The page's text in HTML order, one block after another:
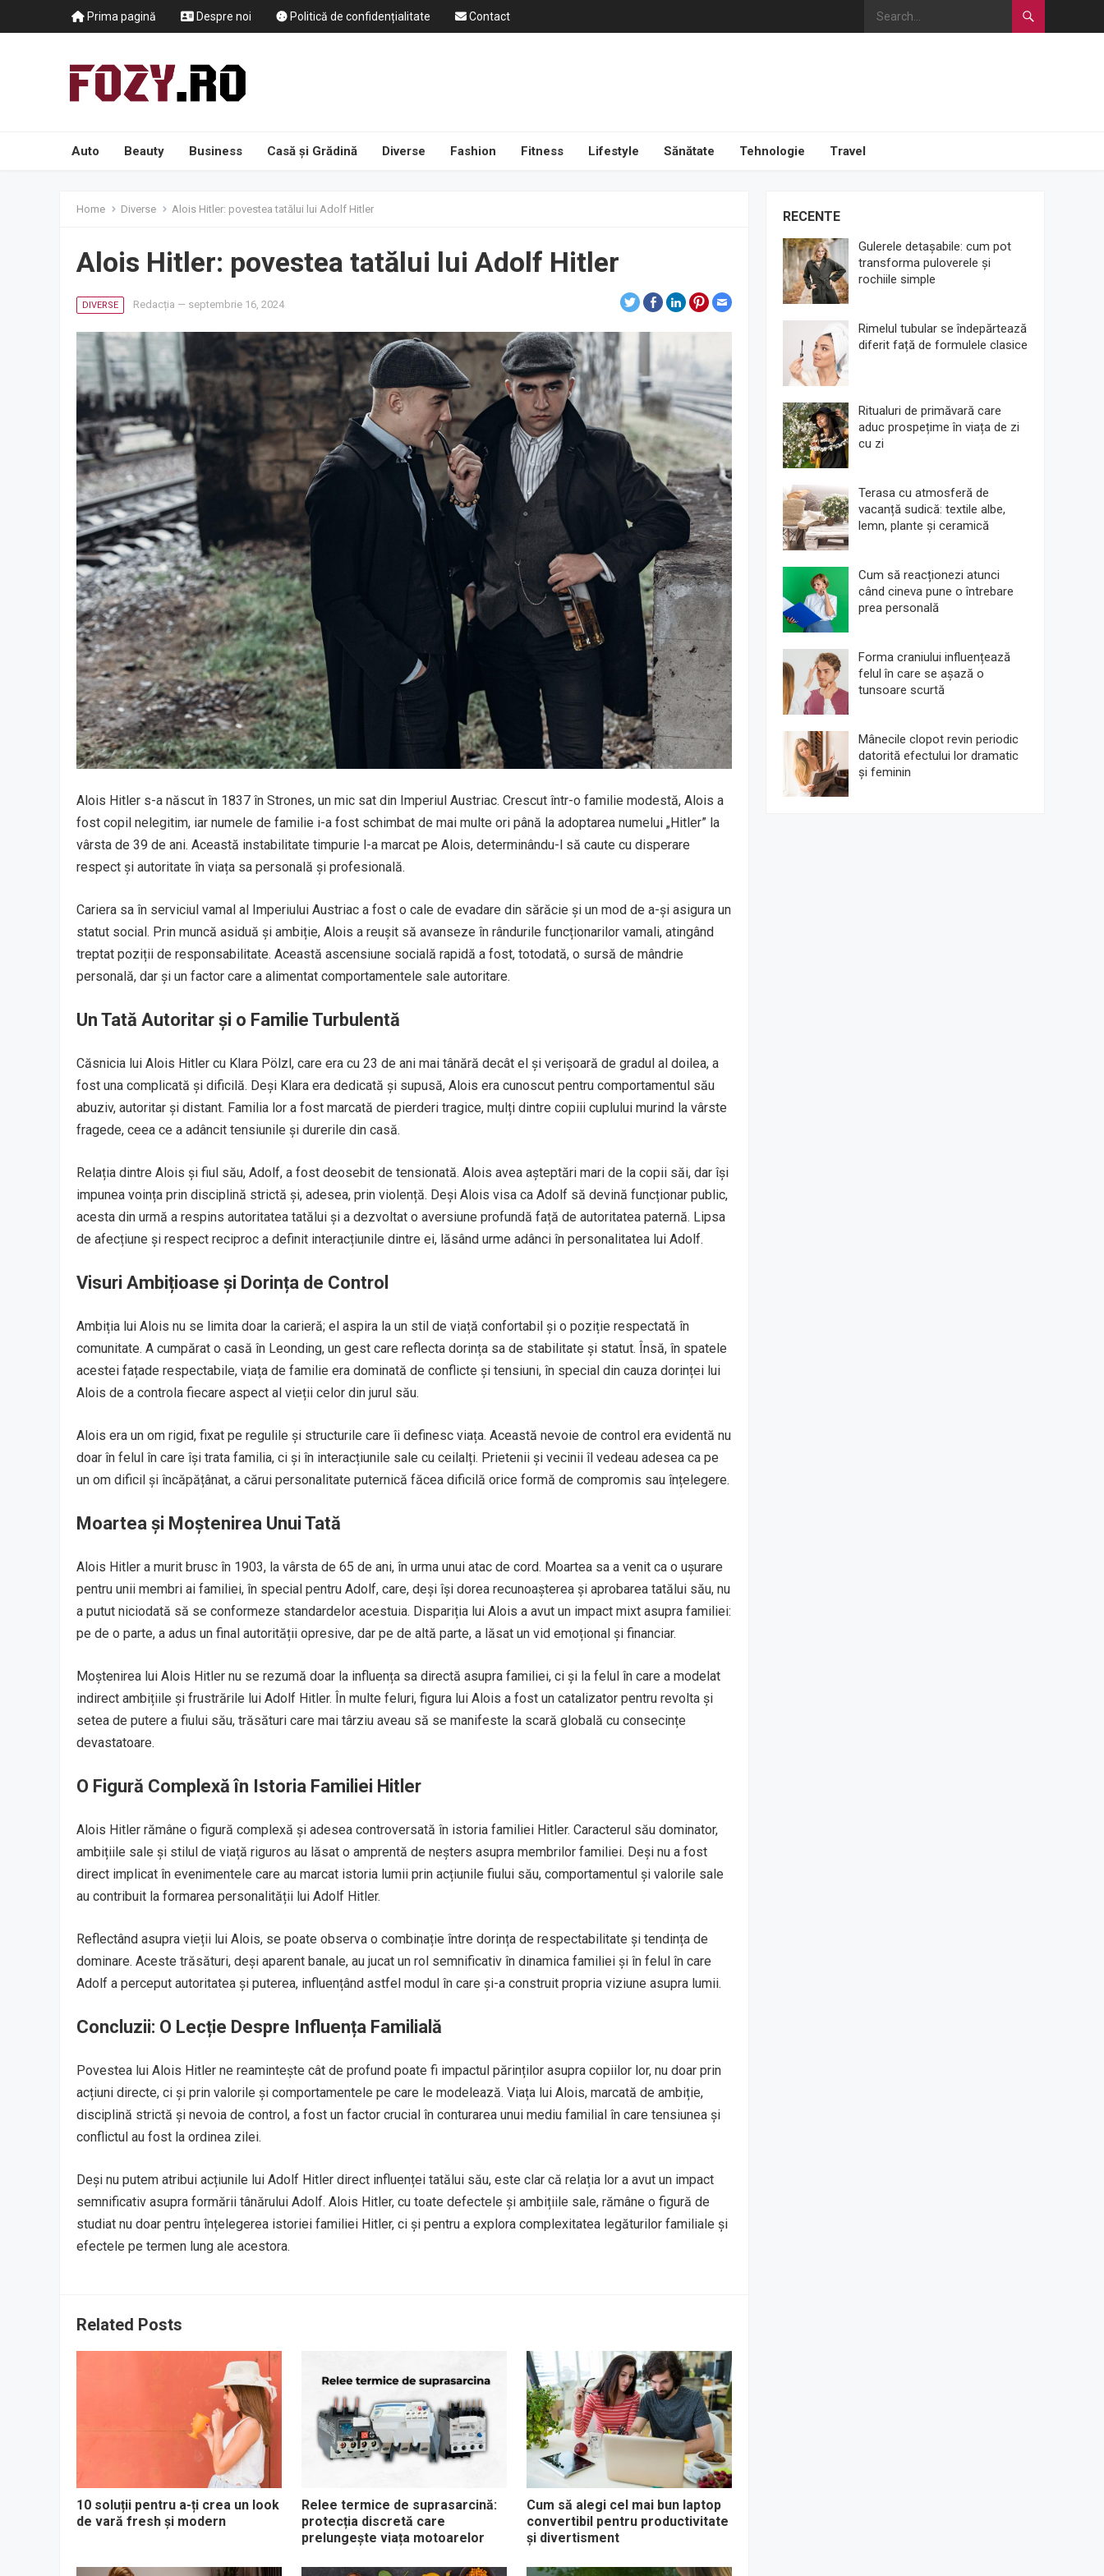
Prima pagină Despre noi Politică de confidențialitate Contact
Auto Beauty Business Casă și Grădină Diverse Fashion Fitness Lifestyle Sănătate Tehnologie Travel
Home Diverse Alois Hitler: povestea tatălui lui Adolf Hitler
Alois Hitler: povestea tatălui lui Adolf Hitler
DIVERSE Redacția — septembrie 16, 2024
Alois Hitler s-a născut în 1837 în Strones, un mic sat din Imperiul Austriac. Crescut într-o familie modestă, Alois a
fost copil nelegitim, iar numele de familie i-a fost schimbat de mai multe ori până la adoptarea numelui „Hitler” la
vârsta de 39 de ani. Această instabilitate timpurie l-a marcat pe Alois, determinându-l să caute cu disperare
respect și autoritate în viața sa personală și profesională.
Cariera sa în serviciul vamal al Imperiului Austriac a fost o cale de evadare din sărăcie și un mod de a-și asigura un
statut social. Prin muncă asiduă și ambiție, Alois a reușit să avanseze în rândurile funcționarilor vamali, atingând
treptat poziții de responsabilitate. Această ascensiune socială rapidă a fost, totodată, o sursă de mândrie
personală, dar și un factor care a alimentat comportamentele sale autoritare.
Un Tată Autoritar și o Familie Turbulentă
Căsnicia lui Alois Hitler cu Klara Pölzl, care era cu 23 de ani mai tânără decât el și verișoară de gradul al doilea, a
fost una complicată și dificilă. Deși Klara era dedicată și supusă, Alois era cunoscut pentru comportamentul său
abuziv, autoritar și distant. Familia lor a fost marcată de pierderi tragice, mulți dintre copiii cuplului murind la vârste
fragede, ceea ce a adâncit tensiunile și durerile din casă.
Relația dintre Alois și fiul său, Adolf, a fost deosebit de tensionată. Alois avea așteptări mari de la copii săi, dar își
impunea voința prin disciplină strictă și, adesea, prin violență. Deși Alois visa ca Adolf să devină funcționar public,
acesta din urmă a respins autoritatea tatălui și a dezvoltat o aversiune profundă față de autoritatea paternă. Lipsa
de afecțiune și respect reciproc a definit interacțiunile dintre ei, lăsând urme adânci în personalitatea lui Adolf.
Visuri Ambițioase și Dorința de Control
Ambiția lui Alois nu se limita doar la carieră; el aspira la un stil de viață confortabil și o poziție respectată în
comunitate. A cumpărat o casă în Leonding, un gest care reflecta dorința sa de stabilitate și statut. Însă, în spatele
acestei fațade respectabile, viața de familie era dominată de conflicte și tensiuni, în special din cauza dorinței lui
Alois de a controla fiecare aspect al vieții celor din jurul său.
Alois era un om rigid, fixat pe regulile și structurile care îi definesc viața. Această nevoie de control era evidentă nu
doar în felul în care își trata familia, ci și în interacțiunile sale cu ceilalți. Prietenii și vecinii îl vedeau adesea ca pe
un om dificil și încăpățânat, a cărui personalitate puternică făcea dificilă orice formă de compromis sau înțelegere.
Moartea și Moștenirea Unui Tată
Alois Hitler a murit brusc în 1903, la vârsta de 65 de ani, în urma unui atac de cord. Moartea sa a venit ca o ușurare
pentru unii membri ai familiei, în special pentru Adolf, care, deși își dorea recunoașterea și aprobarea tatălui său, nu
a putut niciodată să se conformeze standardelor acestuia. Dispariția lui Alois a avut un impact mixt asupra familiei:
pe de o parte, a adus un final autorității opresive, dar pe de altă parte, a lăsat un vid emoțional și financiar.
Moștenirea lui Alois Hitler nu se rezumă doar la influența sa directă asupra familiei, ci și la felul în care a modelat
indirect ambițiile și frustrările lui Adolf Hitler. În multe feluri, figura lui Alois a fost un catalizator pentru revolta și
setea de putere a fiului său, trăsături care mai târziu aveau să se manifeste la scară globală cu consecințe
devastatoare.
O Figură Complexă în Istoria Familiei Hitler
Alois Hitler rămâne o figură complexă și adesea controversată în istoria familiei Hitler. Caracterul său dominator,
ambițiile sale și stilul de viață riguros au lăsat o amprentă de neșters asupra membrilor familiei. Deși nu a fost
direct implicat în evenimentele care au marcat istoria lumii prin acțiunile fiului său, comportamentul și valorile sale
au contribuit la formarea personalității lui Adolf Hitler.
Reflectând asupra vieții lui Alois, se poate observa o combinație între dorința de respectabilitate și tendința de
dominare. Aceste trăsături, deși aparent banale, au jucat un rol semnificativ în dinamica familiei și în felul în care
Adolf a perceput autoritatea și puterea, influențând astfel modul în care și-a construit propria viziune asupra lumii.
Concluzii: O Lecție Despre Influența Familială
Povestea lui Alois Hitler ne reamintește cât de profund poate fi impactul părinților asupra copiilor lor, nu doar prin
acțiuni directe, ci și prin valorile și comportamentele pe care le modelează. Viața lui Alois, marcată de ambiție,
disciplină strictă și nevoia de control, a fost un factor crucial în conturarea unui mediu familial în care tensiunea și
conflictul au fost la ordinea zilei.
Deși nu putem atribui acțiunile lui Adolf Hitler direct influenței tatălui său, este clar că relația lor a avut un impact
semnificativ asupra formării tânărului Adolf. Alois Hitler, cu toate defectele și ambițiile sale, rămâne o figură de
studiat nu doar pentru înțelegerea istoriei familiei Hitler, ci și pentru a explora complexitatea legăturilor familiale și
efectele pe termen lung ale acestora.
Related Posts
10 soluții pentru a-ți crea un look
de vară fresh și modern
Relee termice de suprasarcină:
protecția discretă care
prelungește viața motoarelor
Cum să alegi cel mai bun laptop
convertibil pentru productivitate
și divertisment
RECENTE
Gulerele detașabile: cum pot
transforma puloverele și
rochiile simple
Rimelul tubular se îndepărtează
diferit față de formulele clasice
Ritualuri de primăvară care
aduc prospețime în viața de zi
cu zi
Terasa cu atmosferă de
vacanță sudică: textile albe,
lemn, plante și ceramică
Cum să reacționezi atunci
când cineva pune o întrebare
prea personală
Forma craniului influențează
felul în care se așază o
tunsoare scurtă
Mânecile clopot revin periodic
datorită efectului lor dramatic
și feminin